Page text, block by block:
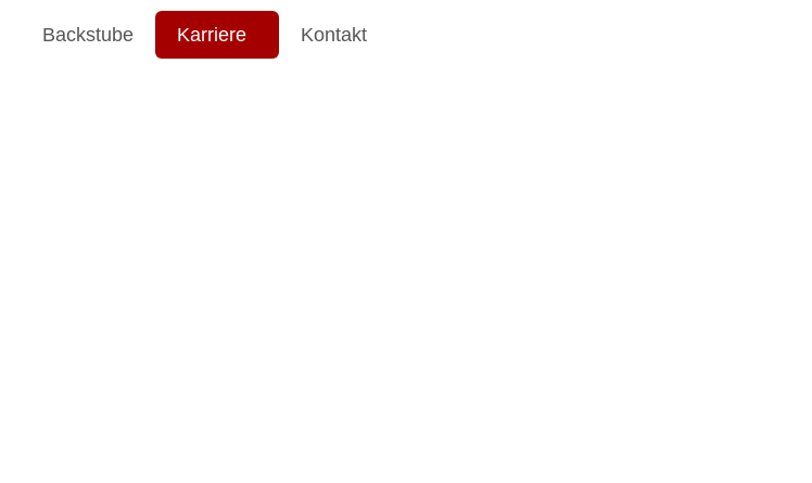
Backstube Karriere Kontakt